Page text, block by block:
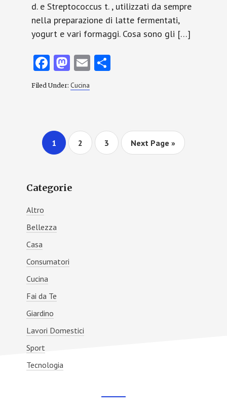
d. e Streptococcus t. , utilizzati da sempre
nella preparazione di latte fermentati,
yogurt e vari formaggi. Cosa sono gli […]
Fa
ce
o
k
M
as
to
o
n
E
vi
di
Filed Under:Cucina
Page
1 Page
2 Page
3
Go
Next Page »
Primary
Sidebar
Categorie
Altro
Bellezza
Casa
Consumatori
Cucina
Fai da Te
Giardino
Lavori Domestici
Sport
Tecnologia